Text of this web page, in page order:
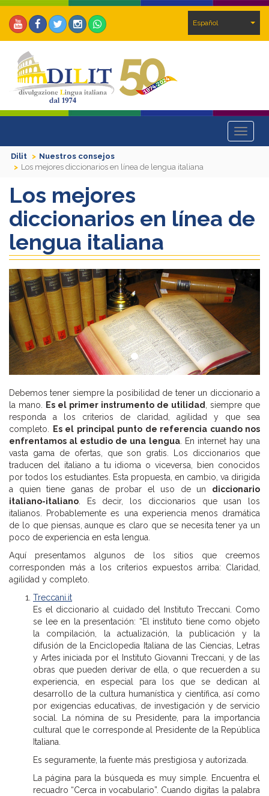
Español
Toggle
Dilit
Nuestros consejos
Los mejores diccionarios en línea de lengua italiana
Los mejores
diccionarios en línea de
lengua italiana
Debemos tener siempre la posibilidad de tener un diccionario a
la mano. Es el primer instrumento de utilidad , siempre que
responda a los criterios de claridad, agilidad y que sea
completo. Es el principal punto de referencia cuando nos
enfrentamos al estudio de una lengua. En internet hay una
vasta gama de ofertas, que son gratis. Los diccionarios que
traducen del italiano a tu idioma o viceversa, bien conocidos
por todos los estudiantes. Esta propuesta, en cambio, va dirigida
a quien tiene ganas de probar el uso de un diccionario
italiano-italiano . Es decir, los diccionarios que usan los
italianos. Probablemente es una experiencia menos dramática
de lo que piensas, aunque es claro que se necesita tener ya un
poco de experiencia en esta lengua.
Aquí presentamos algunos de los sitios que creemos
corresponden más a los criterios expuestos arriba: Claridad,
agilidad y completo.
Treccani.it
Es el diccionario al cuidado del Instituto Treccani. Como
se lee en la presentación: “El instituto tiene como objeto
la compilación, la actualización, la publicación y la
difusión de la Enciclopedia Italiana de las Ciencias, Letras
y Artes iniciada por el Instituto Giovanni Treccani, y de las
obras que pueden derivar de ella, o que recuerden a su
experiencia, en especial para los que se dedican al
desarrollo de la cultura humanística y científica, así como
por exigencias educativas, de investigación y de servicio
social. La nómina de su Presidente, para la importancia
cultural que le corresponde al Presidente de la República
Italiana.
Es seguramente, la fuente más prestigiosa y autorizada.
La página para la búsqueda es muy simple. Encuentra el
recuadro “Cerca in vocabulario”. Cuando digitas la palabra